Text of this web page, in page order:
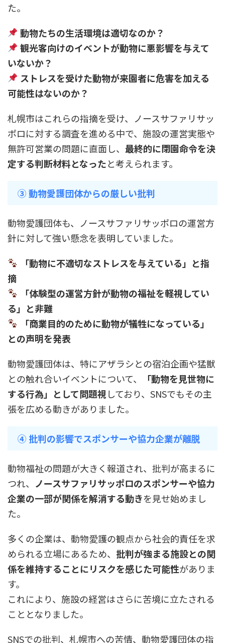
た。
動物たちの生活環境は適切なのか？
観光客向けのイベントが動物に悪影響を与えて
いないか？
ストレスを受けた動物が来園者に危害を加える
可能性はないのか？
札幌市はこれらの指摘を受け、ノースサファリサッ
ポロに対する調査を進める中で、施設の運営実態や
無許可営業の問題に直面し、 最終的に閉園命令を決
定する判断材料となったと考えられます。
③ 動物愛護団体からの厳しい批判
動物愛護団体も、ノースサファリサッポロの運営方
針に対して強い懸念を表明していました。
「動物に不適切なストレスを与えている」と指
摘
「体験型の運営方針が動物の福祉を軽視してい
る」と非難
「商業目的のために動物が犠牲になっている」
との声明を発表
動物愛護団体は、特にアザラシとの宿泊企画や猛獣
との触れ合いイベントについて、
「動物を見世物に
する行為」として問題視しており、SNSでもその主
張を広める動きがありました。
④ 批判の影響でスポンサーや協力企業が離脱
動物福祉の問題が大きく報道され、批判が高まるに
つれ、 ノースサファリサッポロのスポンサーや協力
企業の一部が関係を解消する動きを見せ始めまし
た。
多くの企業は、動物愛護の観点から社会的責任を求
められる立場にあるため、 批判が強まる施設との関
係を維持することにリスクを感じた可能性がありま
す。
これにより、施設の経営はさらに苦境に立たされる
こととなりました。
SNSでの批判、札幌市への苦情、動物愛護団体の指